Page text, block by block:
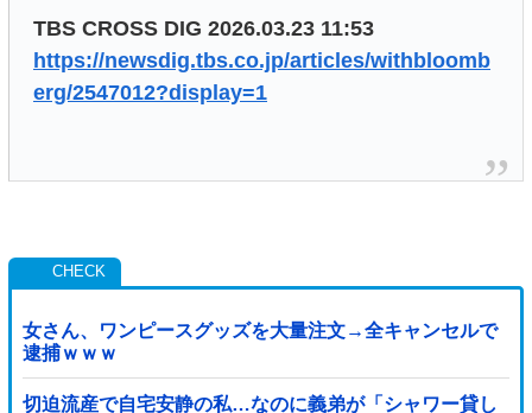
TBS CROSS DIG 2026.03.23 11:53
https://newsdig.tbs.co.jp/articles/withbloomb
erg/2547012?display=1
女さん、ワンピースグッズを大量注文→全キャンセルで
逮捕ｗｗｗ
切迫流産で自宅安静の私…なのに義弟が「シャワー貸し